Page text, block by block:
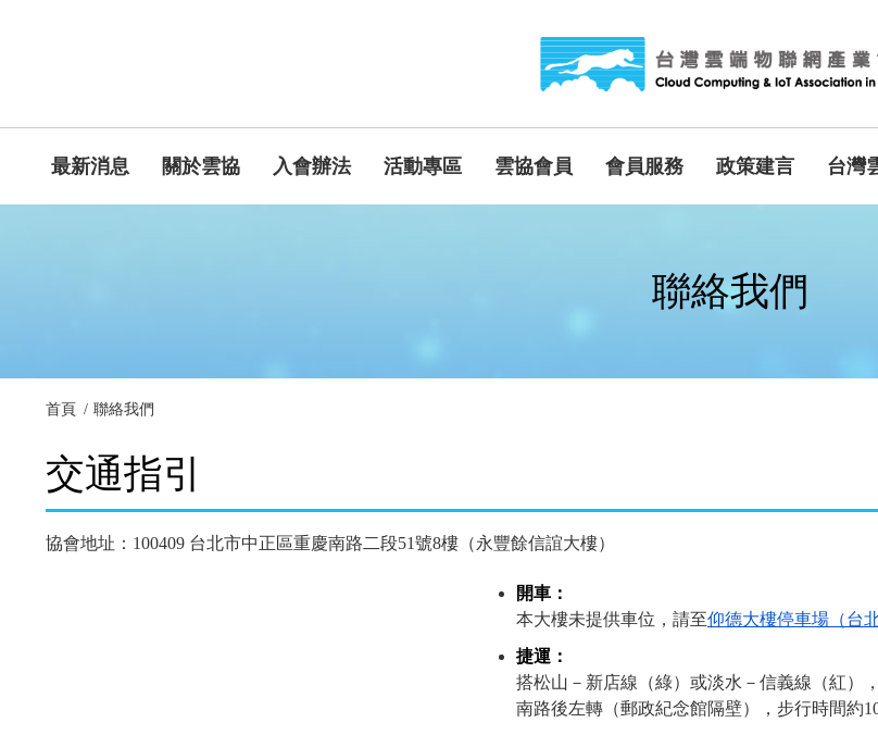
最新消息 關於雲協 入會辦法 活動專區 雲協會員 會員服務 政策建言 台灣
聯絡我們
首頁 聯絡我們
交通指引
協會地址：100409 台北市中正區重慶南路二段51號8樓（永豐餘信誼大樓）
開車：
本大樓未提供車位，請至仰德大樓停車場（台
捷運：
搭松山－新店線（綠）或淡水－信義線（紅）
南路後左轉（郵政紀念館隔壁），步行時間約10